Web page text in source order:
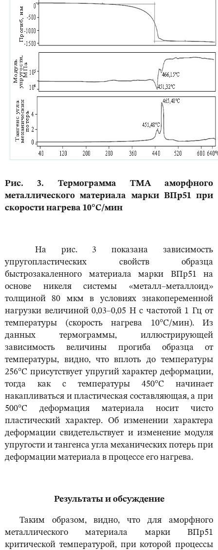
Рис. 3. Термограмма ТМА аморфного
металлического материала марки ВПр51 при
скорости нагрева 10°С/мин
На рис. 3 показана зависимость
упругопластических свойств образца
быстрозакаленного материала марки ВПр51 на
основе никеля системы «металл–металлоид»
толщиной 80 мкм в условиях знакопеременной
нагрузки величиной 0,03–0,05 Н с частотой 1 Гц от
температуры (скорость нагрева 10°С/мин). Из
данных термограммы, иллюстрирующей
зависимость величины прогиба образца от
температуры, видно, что вплоть до температуры
256°С присутствует упругий характер деформации,
тогда как с температуры 450°С начинает
накапливаться и пластическая составляющая, а при
500°С деформация материала носит чисто
пластический характер. Об изменении характера
деформации свидетельствует и изменение модуля
упругости и тангенса угла механических потерь при
деформации материала в процессе его нагрева.
Результаты и обсуждение
Таким образом, видно, что для аморфного
металлического материала марки ВПр51
критической температурой, при которой процессы